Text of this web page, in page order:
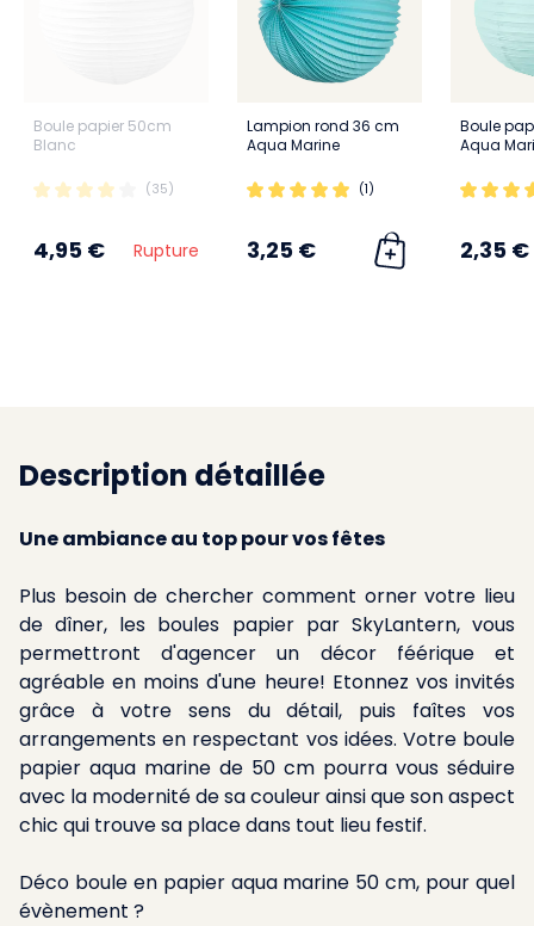
Boule papier 50cm
Blanc
(35)
4,95 € Rupture
Lampion rond 36 cm
Aqua Marine
(1)
3,25 €
Boule
Aqua
2,35 €
Description détaillée
Une ambiance au top pour vos fêtes
Plus besoin de chercher comment orner votre lieu
de dîner, les boules papier par SkyLantern, vous
permettront d'agencer un décor féérique et
agréable en moins d'une heure! Etonnez vos invités
grâce à votre sens du détail, puis faîtes vos
arrangements en respectant vos idées. Votre boule
papier aqua marine de 50 cm pourra vous séduire
avec la modernité de sa couleur ainsi que son aspect
chic qui trouve sa place dans tout lieu festif.
Déco boule en papier aqua marine 50 cm, pour quel
évènement ?